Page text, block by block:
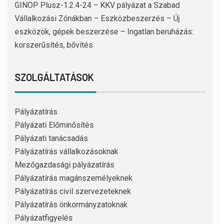
GINOP Plusz-1.2.4-24 – KKV pályázat a Szabad
Vállalkozási Zónákban – Eszközbeszerzés – Új
eszközök, gépek beszerzése – Ingatlan beruházás:
korszerűsítés, bővítés
SZOLGÁLTATÁSOK
Pályázatírás
Pályázati Előminősítés
Pályázati tanácsadás
Pályázatírás vállalkozásoknak
Mezőgazdasági pályázatírás
Pályázatírás magánszemélyeknek
Pályázatírás civil szervezeteknek
Pályázatírás önkormányzatoknak
Pályázatfigyelés